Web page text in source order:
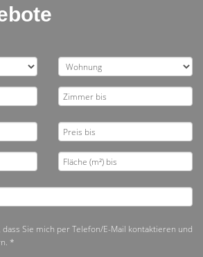
Sie mich per Telefon/E-Mail kontaktieren und
*